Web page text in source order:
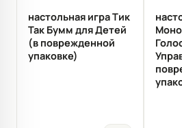
настольная игра Тик
Так Бумм для Детей
(в поврежденной
упаковке)